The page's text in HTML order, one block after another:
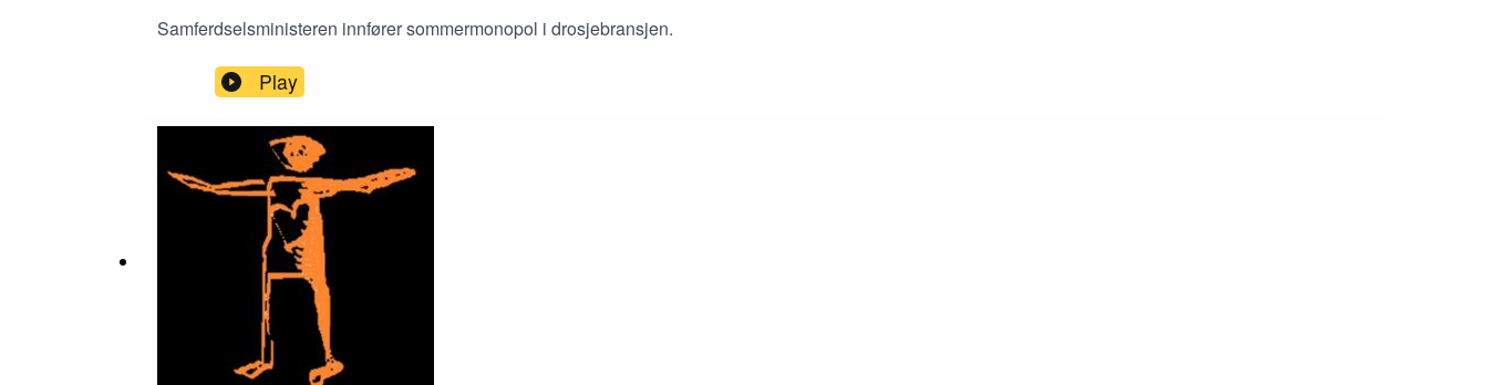
Samferdselsministeren innfører sommermonopol i drosjebransjen.
Play